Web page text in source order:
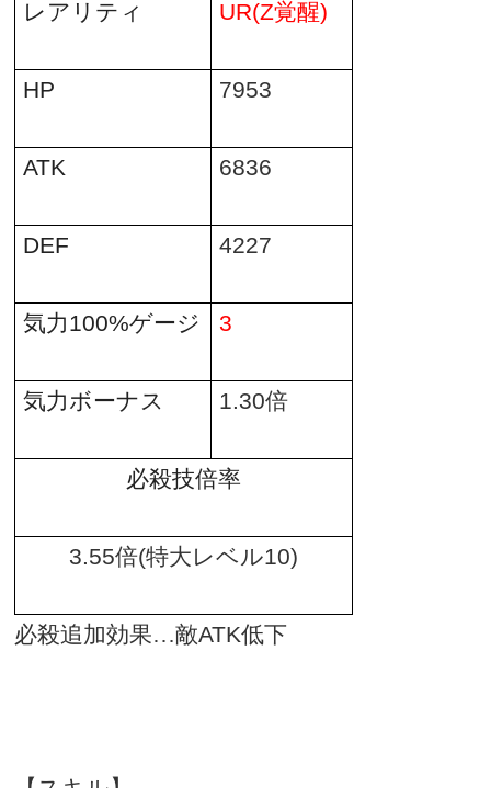
レアリティ UR(Z覚醒)
HP 7953
ATK 6836
DEF 4227
気力100%ゲージ 3
気力ボーナス 1.30倍
必殺技倍率
3.55倍(特大レベル10)
必殺追加効果…敵ATK低下